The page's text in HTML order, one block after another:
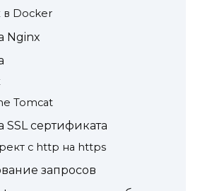
в Docker
Nginx
Tomcat
SSL сертификата
с http на https
запросов